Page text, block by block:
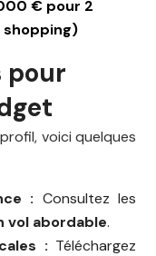
€ pour 2
shopping)
pour
voici quelques
: Consultez les
vol abordable.
: Téléchargez